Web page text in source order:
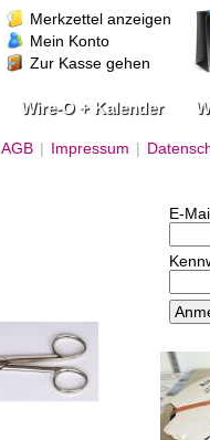
Merkzettel anzeigen
Mein Konto
Zur Kasse gehen
Wire-O + Kalender
AGB | Impressum |
E-